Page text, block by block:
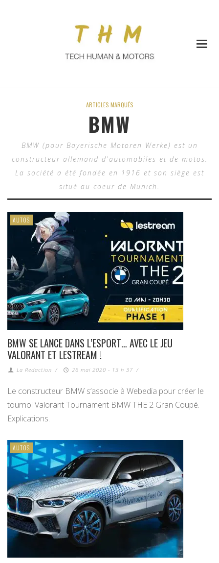
ARTICLES MARQUÉS
BMW
BMW (pour Bayerische Motoren Werke) est un
constructeur allemand d'automobiles et de motos.
La société a été fondée en 1916 et son siège est
situé au coeur de Munich.
AUTOS
BMW SE LANCE DANS L’ESPORT… AVEC LE JEU
VALORANT ET LESTREAM !
La Redaction / 26 mai 2020 - 13 h 37 /
Le constructeur BMW s’associe à Webedia pour créer le
tournoi Valorant Tournament BMW THE 2 Gran Coupé.
Explications.
AUTOS